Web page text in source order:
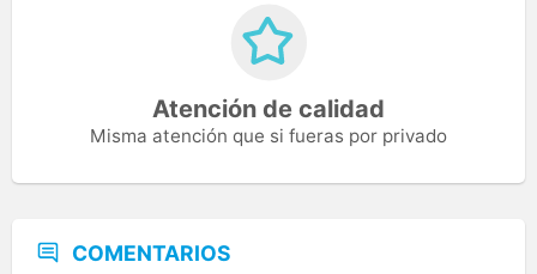
Atención de calidad
Misma atención que si fueras por privado
COMENTARIOS